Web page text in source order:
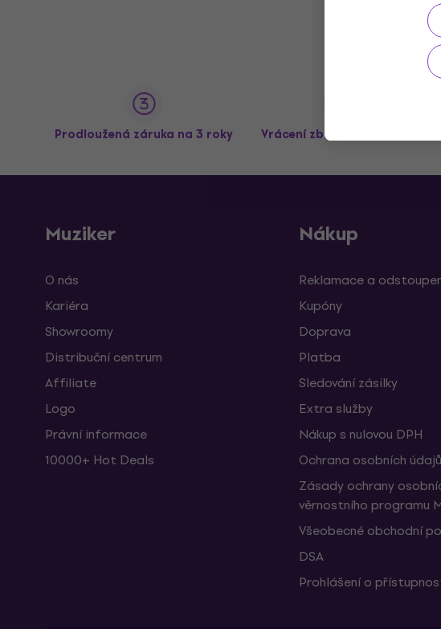
Prodloužená záruka na 3 roky Vrácení zboží až do 30 dnů
Muziker
O nás
Kariéra
Showroomy
Distribuční centrum
Affiliate
Logo
Právní informace
10000+ Hot Deals
Nákup
Reklamace a
Kupóny
Doprava
Platba
Sledování zásilky
Extra služby
Nákup s nulovou DPH
Ochrana osobních údajů
Zásady ochrany
věrnostního programu
Všeobecné obchodní
DSA
Prohlášení o